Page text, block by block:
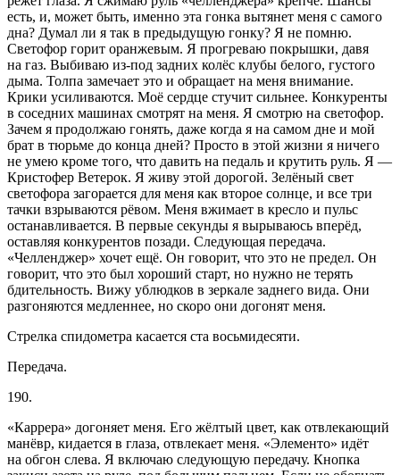
есть, и, может быть, именно эта гонка вытянет меня с самого
дна? Думал ли я так в предыдущую гонку? Я не помню.
Светофор горит оранжевым. Я прогреваю покрышки, давя
на газ. Выбиваю из-под задних колёс клубы белого, густого
дыма. Толпа замечает это и обращает на меня внимание.
Крики усиливаются. Моё сердце стучит сильнее. Конкуренты
в соседних машинах смотрят на меня. Я смотрю на светофор.
Зачем я продолжаю гонять, даже когда я на самом дне и мой
брат в тюрьме до конца дней? Просто в этой жизни я ничего
не умею кроме того, что давить на педаль и крутить руль. Я —
Кристофер Ветерок. Я живу этой дорогой. Зелёный свет
светофора загорается для меня как второе солнце, и все три
тачки взрываются рёвом. Меня вжимает в кресло и пульс
останавливается. В первые секунды я вырываюсь вперёд,
оставляя конкурентов позади. Следующая передача.
«Челленджер» хочет ещё. Он говорит, что это не предел. Он
говорит, что это был хороший старт, но нужно не терять
бдительность. Вижу ублюдков в зеркале заднего вида. Они
разгоняются медленнее, но скоро они догонят меня.
Стрелка спидометра касается ста восьмидесяти.
Передача.
190.
«Каррера» догоняет меня. Его жёлтый цвет, как отвлекающий
манёвр, кидается в глаза, отвлекает меня. «Элементо» идёт
на обгон слева. Я включаю следующую передачу. Кнопка